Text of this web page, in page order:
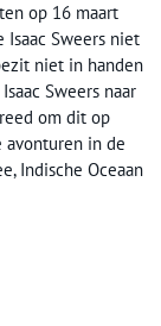
op 16 maart
Isaac Sweers niet
niet in handen
Sweers naar
om dit op
avonturen in de
Indische Oceaan